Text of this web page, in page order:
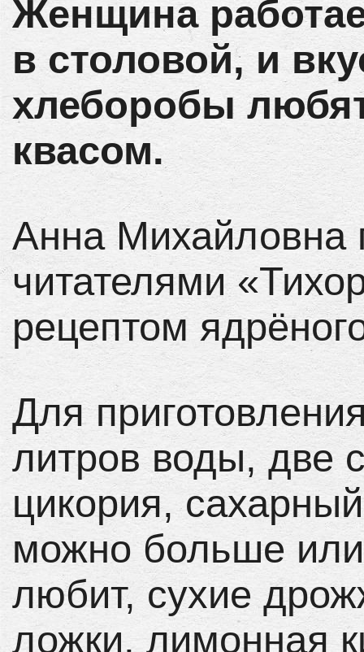
Женщина
в столовой, и
хлеборобы
квасом.
Анна Михайловна
читателями
рецептом
Для
литров воды, две
цикория,
можно больше
любит, сухие
ложки, лимонная